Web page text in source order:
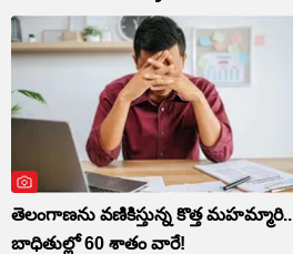
తెలంగాణను వణికిస్తున్న కొత్త మహమ్మారి..
బాధితుల్లో 60 శాతం వారే!